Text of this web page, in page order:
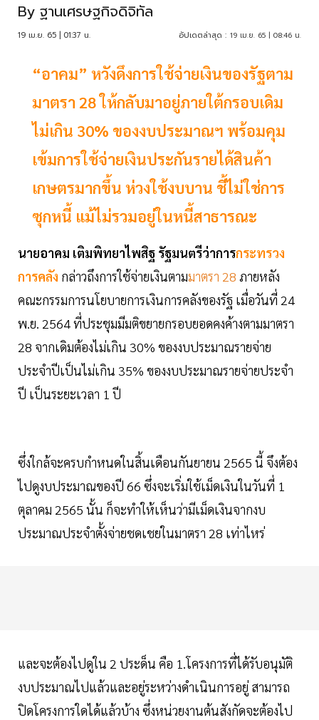
By ฐานเศรษฐกิจดิจิทัล
19 เม.ย. 65 | 01:37 น. อัปเดตล่าสุด : 19 เม.ย. 65 | 08:46 น.
“อาคม” หวังดึงการใช้จ่ายเงินของรัฐตาม
มาตรา 28 ให้กลับมาอยู่ภายใต้กรอบเดิม
ไม่เกิน 30% ของงบประมาณฯ พร้อมคุม
เข้มการใช้จ่ายเงินประกันรายได้สินค้า
เกษตรมากขึ้น ห่วงใช้งบบาน ชี้ไม่ใช่การ
ซุกหนี้ แม้ไม่รวมอยู่ในหนี้สาธารณะ
นายอาคม เติมพิทยาไพสิฐ รัฐมนตรีว่าการกระทรวง
การคลัง กล่าวถึงการใช้จ่ายเงินตามมาตรา 28 ภายหลัง
คณะกรรมการนโยบายการเงินการคลังของรัฐ เมื่อวันที่ 24
พ.ย. 2564 ที่ประชุมมีมติขยายกรอบยอดคงค้างตามมาตรา
28 จากเดิมต้องไม่เกิน 30% ของงบประมาณรายจ่าย
ประจำปีเป็นไม่เกิน 35% ของงบประมาณรายจ่ายประจำ
ปี เป็นระยะเวลา 1 ปี
ซึ่งใกล้จะครบกำหนดในสิ้นเดือนกันยายน 2565 นี้ จึงต้อง
ไปดูงบประมาณของปี 66 ซึ่งจะเริ่มใช้เม็ดเงินในวันที่ 1
ตุลาคม 2565 นั้น ก็จะทำให้เห็นว่ามีเม็ดเงินจากงบ
ประมาณประจำตั้งจ่ายชดเชยในมาตรา 28 เท่าไหร่
และจะต้องไปดูใน 2 ประด็น คือ 1.โครงการที่ได้รับอนุมัติ
งบประมาณไปแล้วและอยู่ระหว่างดำเนินการอยู่ สามารถ
ปิดโครงการใดได้แล้วบ้าง ซึ่งหน่วยงานต้นสังกัดจะต้องไป